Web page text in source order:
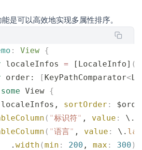
是可以高效地实现多属性排序。
: View {
localeInfos = [LocaleInfo] ()
order: [ KeyPathComparator<
some View {
localeInfos, sortOrder :
( "标识符" , value : \.
( "语言" , value : \.
.
width (min : 200 , max : 300 )